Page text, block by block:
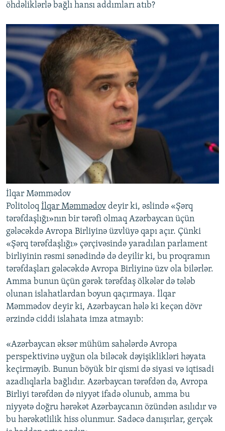
öhdəliklərlə bağlı hansı addımları atıb?
İlqar Məmmədov
Politoloq İlqar Məmmədov deyir ki, əslində «Şərq
tərəfdaşlığı»nın bir tərəfi olmaq Azərbaycan üçün
gələcəkdə Avropa Birliyinə üzvlüyə qapı açır. Çünki
«Şərq tərəfdaşlığı» çərçivəsində yaradılan parlament
birliyinin rəsmi sənədində də deyilir ki, bu proqramın
tərəfdaşları gələcəkdə Avropa Birliyinə üzv ola bilərlər.
Amma bunun üçün gərək tərəfdaş ölkələr də tələb
olunan islahatlardan boyun qaçırmaya. İlqar
Məmmədov deyir ki, Azərbaycan hələ ki keçən dövr
ərzində ciddi islahata imza atmayıb:
«Azərbaycan əksər mühüm sahələrdə Avropa
perspektivinə uyğun ola biləcək dəyişiklikləri həyata
keçirməyib. Bunun böyük bir qismi də siyasi və iqtisadi
azadlıqlarla bağlıdır. Azərbaycan tərəfdən də, Avropa
Birliyi tərəfdən də niyyət ifadə olunub, amma bu
niyyətə doğru hərəkət Azərbaycanın özündən asılıdır və
bu hərəkətlilik hiss olunmur. Sadəcə danışırlar, gerçək